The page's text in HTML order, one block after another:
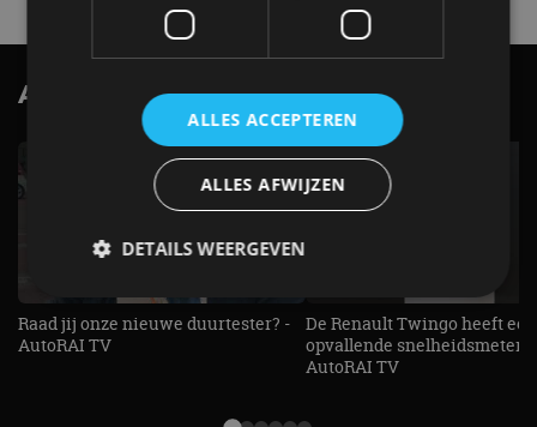
AutoRAI.nl TV SUBSCRIBE
Raad jij onze nieuwe duurtester? -
AutoRAI TV
De Renault Twingo heeft een
opvallende snelheidsmeter! -
AutoRAI TV
ALLES ACCEPTEREN
ALLES AFWIJZEN
DETAILS WEERGEVEN
Prestatie
Targeting